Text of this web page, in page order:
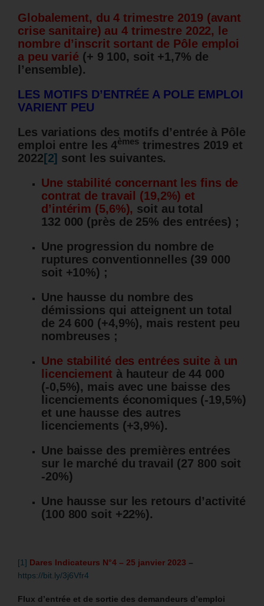
Globalement, du 4 trimestre 2019 (avant
crise sanitaire) au 4 trimestre 2022, le
nombre d’inscrit sortant de Pôle emploi
a peu varié (+ 9 100, soit +1,7% de
l’ensemble).
LES MOTIFS D’ENTRÉE A POLE EMPLOI
VARIENT PEU
Les variations des motifs d’entrée à Pôle
emploi entre les 4èmestrimestres 2019 et
2022 [2] sont les suivantes.
Une stabilité concernant les fins de
contrat de travail (19,2%) et
d’intérim (5,6%), soit au total
132 000 (près de 25% des entrées) ;
Une progression du nombre de
ruptures conventionnelles (39 000
soit +10%) ;
Une hausse du nombre des
démissions qui atteignent un total
de 24 600 (+4,9%), mais restent peu
nombreuses ;
Une stabilité des entrées suite à un
licenciement à hauteur de 44 000
(-0,5%), mais avec une baisse des
licenciements économiques (-19,5%)
et une hausse des autres
licenciements (+3,9%).
Une baisse des premières entrées
sur le marché du travail (27 800 soit
-20%)
Une hausse sur les retours d’activité
(100 800 soit +22%).
[1] Dares Indicateurs N°4 – 25 janvier 2023 –
https://bit.ly/3j6Vfr4
Flux d’entrée et de sortie des demandeurs d’emploi